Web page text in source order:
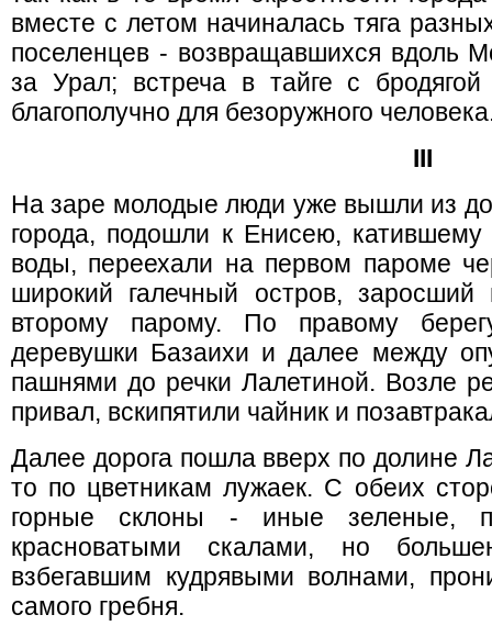
вместе с летом начиналась тяга
поселенцев - возвращавшихся вдоль
за Урал; встреча в тайге с бродягой
благополучно для безоружного
III
На заре молодые люди уже вышли из
города, подошли к Енисею,
воды, переехали на первом пароме
широкий галечный остров,
второму парому. По правому
деревушки Базаихи и далее между
пашнями до речки Лалетиной. Возле
привал, вскипятили чайник и
Далее дорога пошла вверх по долине
то по цветникам лужаек. С обеих
горные склоны - иные зеленые,
красноватыми скалами, но
взбегавшим кудрявыми волнами,
самого гребня.